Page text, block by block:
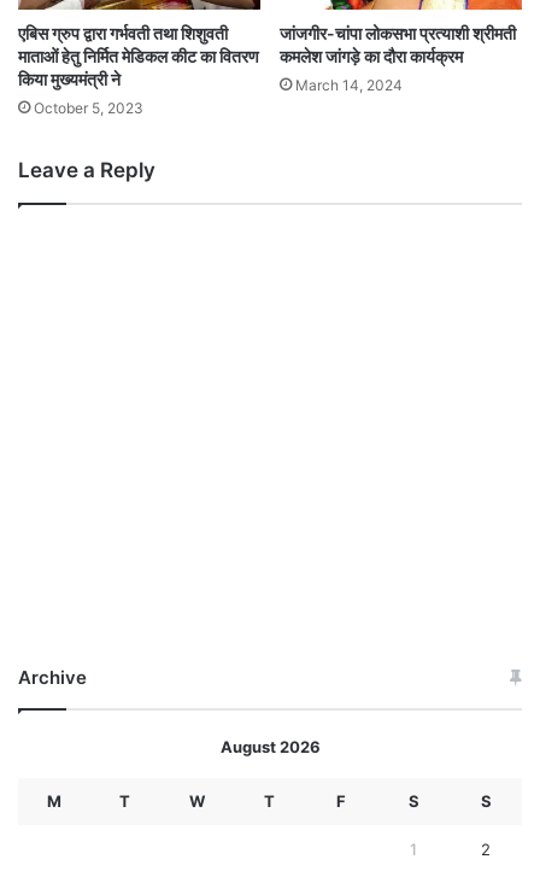
एबिस ग्रुप द्वारा गर्भवती तथा शिशुवती
माताओं हेतु निर्मित मेडिकल कीट का वितरण
किया मुख्यमंत्री ने
October 5, 2023
जांजगीर-चांपा लोकसभा प्रत्याशी श्रीमती
कमलेश जांगड़े का दौरा कार्यक्रम
March 14, 2024
Leave a Reply
Archive
August 2026
M T W T F S S
1 2